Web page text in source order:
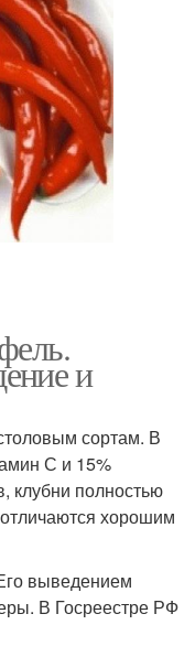
и
сортам. В
С и 15%
клубни полностью
хорошим
выведением
В Госреестре РФ